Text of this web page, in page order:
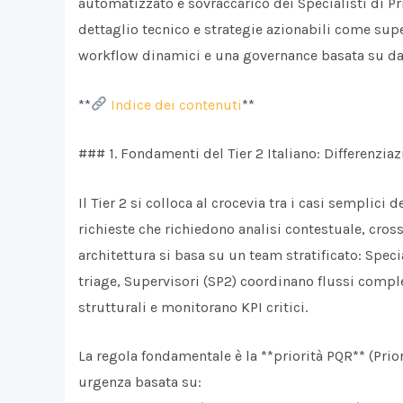
dettaglio tecnico e strategie azionabili come
workflow dinamici e una governance basata su
** Indice dei contenuti**
### 1. Fondamenti del Tier 2 Italiano:
Il Tier 2 si colloca al crocevia tra i casi semplici
richieste che richiedono analisi contestuale,
architettura si basa su un team stratificato:
triage, Supervisori (SP2) coordinano flussi
strutturali e monitorano KPI critici.
La regola fondamentale è la **priorità PQR**
urgenza basata su: